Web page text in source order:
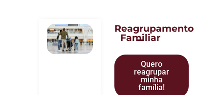
Reagrupamento
Familiar
Quero
reagrupar
minha
família!